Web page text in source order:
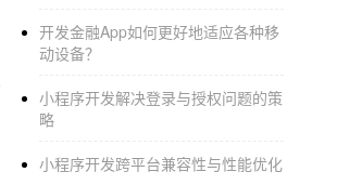
开发金融App如何更好地适应各种移
动设备？
小程序开发解决登录与授权问题的策
略
小程序开发跨平台兼容性与性能优化